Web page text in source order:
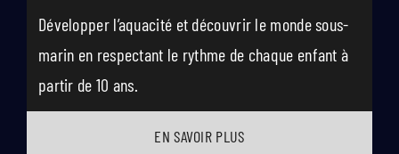
Développer l’aquacité et découvrir le monde sous-
marin en respectant le rythme de chaque enfant à
partir de 10 ans.
EN SAVOIR PLUS